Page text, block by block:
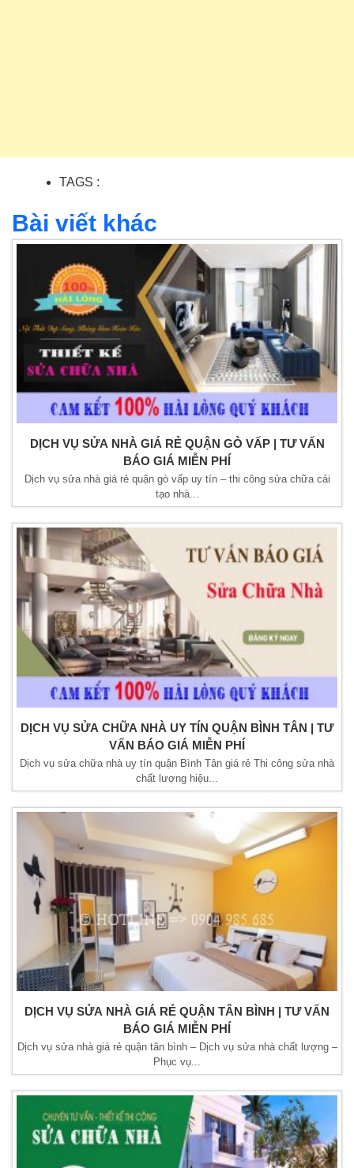
TAGS :
Bài viết khác
DỊCH VỤ SỬA NHÀ GIÁ RẺ QUẬN GÒ VẤP | TƯ VẤN
BÁO GIÁ MIỄN PHÍ
Dịch vụ sửa nhà giá rẻ quận gò vấp uy tín – thi công sửa chữa cải
tạo nhà...
DỊCH VỤ SỬA CHỮA NHÀ UY TÍN QUẬN BÌNH TÂN | TƯ
VẤN BÁO GIÁ MIỄN PHÍ
Dịch vụ sửa chữa nhà uy tín quận Bình Tân giá rẻ Thi công sửa nhà
chất lượng hiệu...
DỊCH VỤ SỬA NHÀ GIÁ RẺ QUẬN TÂN BÌNH | TƯ VẤN
BÁO GIÁ MIỄN PHÍ
Dịch vụ sửa nhà giá rẻ quận tân bình – Dịch vụ sửa nhà chất lượng –
Phục vụ...